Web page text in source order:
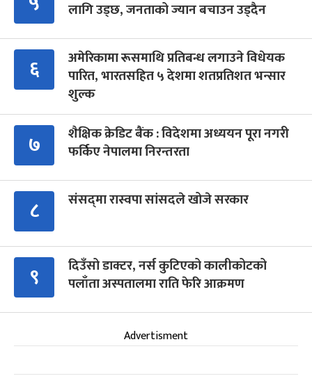
लागि उड्छ, जनताको ज्यान बचाउन उड्दैन
६
अमेरिकामा रूसमाथि प्रतिबन्ध लगाउने विधेयक
पारित, भारतसहित ५ देशमा शतप्रतिशत भन्सार
शुल्क
७
शैक्षिक क्रेडिट बैंक : विदेशमा अध्ययन पूरा नगरी
फर्किए नेपालमा निरन्तरता
८ संसद्‍मा रास्वपा सांसदले खोजे सरकार
९
दिउँसो डाक्टर, नर्स कुटिएको कालीकोटको
पलाँता अस्पतालमा राति फेरि आक्रमण
Advertisment